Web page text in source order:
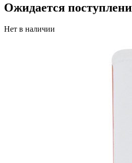
Ожидается
Нет в наличии